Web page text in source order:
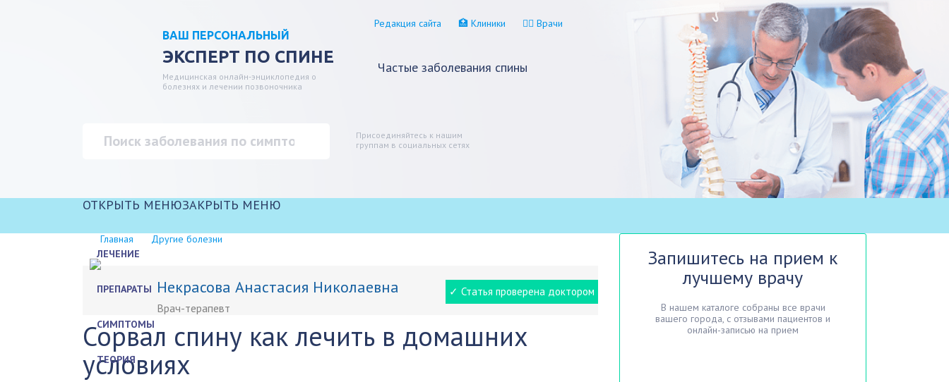
ВАШ ПЕРСОНАЛЬНЫЙ
ЭКСПЕРТ ПО СПИНЕ
Медицинская онлайн-энциклопедия о
болезнях и лечении позвоночника
Редакция сайта 🏥 Клиники 👨‍⚕️ Врачи
Частые заболевания спины
Присоединяйтесь к нашим
группам в социальных сетях
ОТКРЫТЬ МЕНЮЗАКРЫТЬ МЕНЮ
ЛЕЧЕНИЕ
ПРЕПАРАТЫ
СИМПТОМЫ
ТЕОРИЯ
Главная Другие болезни
Некрасова Анастасия Николаевна
Врач-терапевт
✓ Статья проверена доктором
Сорвал спину как лечить в домашних
условиях
Запишитесь на прием к
лучшему врачу
В нашем каталоге собраны все врачи
вашего города, с отзывами пациентов и
онлайн-записью на прием